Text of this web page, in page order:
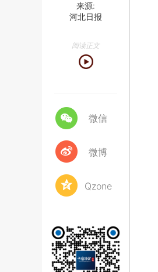
来源:
河北日报
阅读正文
微信
微博
Qzone